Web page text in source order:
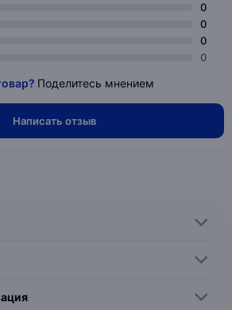
0
0
0
0
Поделитесь мнением
Написать отзыв